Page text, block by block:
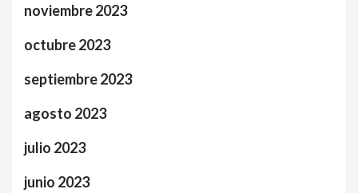
noviembre 2023
octubre 2023
septiembre 2023
agosto 2023
julio 2023
junio 2023